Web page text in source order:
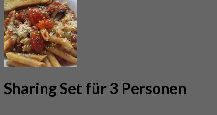
Sharing Set für 3 Personen